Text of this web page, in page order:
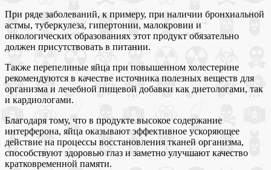
При ряде заболеваний, к примеру, при наличии бронхиальной
астмы, туберкулеза, гипертонии, малокровии и
онкологических образованиях этот продукт обязательно
должен присутствовать в питании.
Также перепелиные яйца при повышенном холестерине
рекомендуются в качестве источника полезных веществ для
организма и лечебной пищевой добавки как диетологами, так
и кардиологами.
Благодаря тому, что в продукте высокое содержание
интерферона, яйца оказывают эффективное ускоряющее
действие на процессы восстановления тканей организма,
способствуют здоровью глаз и заметно улучшают качество
кратковременной памяти.